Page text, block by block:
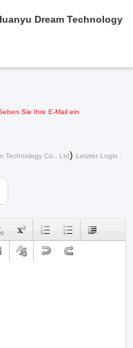
Dream Technology
Sie Ihre E-Mail ein
Technology Co., Ltd) Letzter Login :